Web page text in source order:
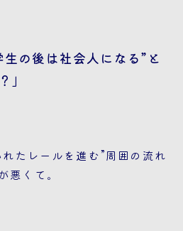
生の後は社会人になる”と
」
たレールを進む”周囲の流れ
悪くて。